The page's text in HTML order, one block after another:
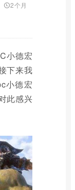
2个月
小德宏
下来我
小德宏
此感兴